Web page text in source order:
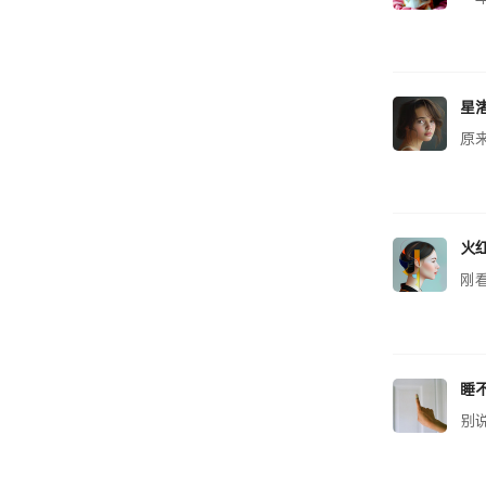
星
原
火
刚
睡
别